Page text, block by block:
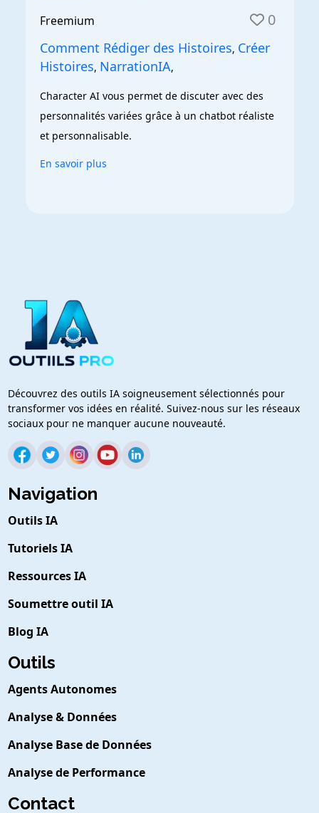
Freemium 0
Comment Rédiger des Histoires, Créer
Histoires, NarrationIA,
Character AI vous permet de discuter avec des
personnalités variées grâce à un chatbot réaliste
et personnalisable.
En savoir plus
Découvrez des outils IA soigneusement sélectionnés pour
transformer vos idées en réalité. Suivez-nous sur les réseaux
sociaux pour ne manquer aucune nouveauté.
Navigation
Outils IA
Tutoriels IA
Ressources IA
Soumettre outil IA
Blog IA
Outils
Agents Autonomes
Analyse & Données
Analyse Base de Données
Analyse de Performance
Contact